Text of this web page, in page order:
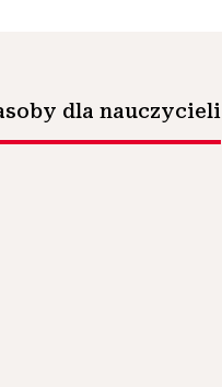
dla nauczycieli